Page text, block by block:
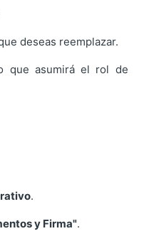
deseas reemplazar.
que asumirá el rol de
.
y Firma".